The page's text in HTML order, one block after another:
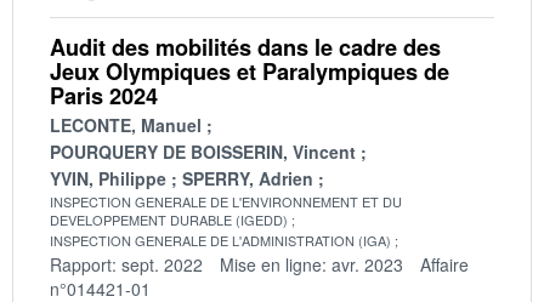
Audit des mobilités dans le cadre des
Jeux Olympiques et Paralympiques de
Paris 2024
LECONTE, Manuel
POURQUERY DE BOISSERIN, Vincent
YVIN, Philippe
SPERRY, Adrien
INSPECTION GENERALE DE L'ENVIRONNEMENT ET DU
DEVELOPPEMENT DURABLE (IGEDD)
INSPECTION GENERALE DE L'ADMINISTRATION (IGA)
Rapport: sept. 2022 Mise en ligne: avr. 2023
Affaire
n°014421-01